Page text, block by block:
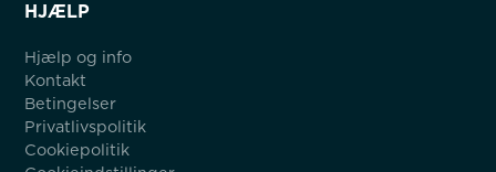
HJÆLP
Hjælp og info
Kontakt
Betingelser
Privatlivspolitik
Cookiepolitik